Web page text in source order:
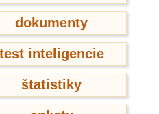
dokumenty
test inteligencie
štatistiky